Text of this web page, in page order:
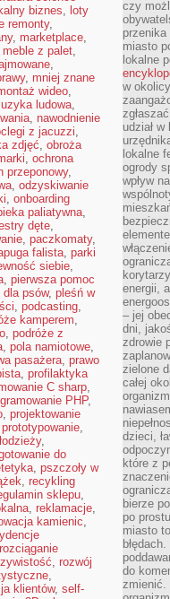
biznes, loty
remonty,
, marketplace,
meble z palet,
,
, mniej znane
wideo,
ludowa,
, nawodnienie
z jacuzzi,
zdjęć, obroża
, ochrona
przeponowy,
, odzyskiwanie
, onboarding
paliatywna,
dęte,
, paczkomaty,
falista, parki
siebie,
, pierwsza pomoc
dla psów, pleśń w
, podcasting,
kamperem,
, podróże z
, pola namiotowe,
pasażera, prawo
, profilaktyka
C sharp,
PHP,
, projektowanie
prototypowanie,
,
do
, pszczoły w
, recykling
sklepu,
, reklamacje,
kamienic,
rozciąganie
, rozwój
,
klientów, self-
czy
miasto
lokalne
w
udział
lokalne
ogrody
wpływ
energii,
– jej
dni,
zdrowie
zielone
całej
dzieci,
które z
bierze
po
miasto
do
zmienić.